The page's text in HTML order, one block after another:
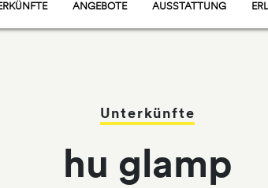
- STELLPLÄTZE
ANGEBOTE AUSSTATTUNG
SPORT UND SPASS
Unterkünfte
hu glamp